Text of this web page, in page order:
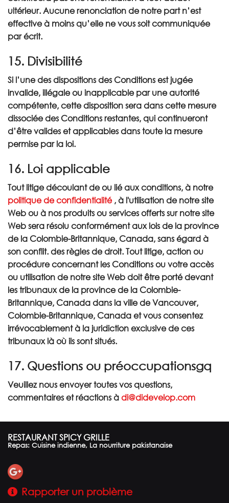
ultérieur. Aucune renonciation de notre part n’est
effective à moins qu’elle ne vous soit communiquée
par écrit.
15. Divisibilité
Si l’une des dispositions des Conditions est jugée
invalide, illégale ou inapplicable par une autorité
compétente, cette disposition sera dans cette mesure
dissociée des Conditions restantes, qui continueront
d’être valides et applicables dans toute la mesure
permise par la loi.
16. Loi applicable
Tout litige découlant de ou lié aux conditions, à notre
politique de confidentialité , à l'utilisation de notre site
Web ou à nos produits ou services offerts sur notre site
Web sera résolu conformément aux lois de la province
de la Colombie-Britannique, Canada, sans égard à
son conflit. des règles de droit. Tout litige, action ou
procédure concernant les Conditions ou votre accès
ou utilisation de notre site Web doit être porté devant
les tribunaux de la province de la Colombie-
Britannique, Canada dans la ville de Vancouver,
Colombie-Britannique, Canada et vous consentez
irrévocablement à la juridiction exclusive de ces
tribunaux là où ils sont situés.
17. Questions ou préoccupationsgq
Veuillez nous envoyer toutes vos questions,
commentaires et réactions àdi@didevelop.com
RESTAURANT SPICY GRILLE
Repas: Cuisine indienne, La nourriture pakistanaise
Rapporter un problème